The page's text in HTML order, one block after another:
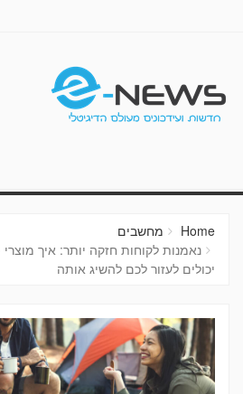
Home
מחשבים
נאמנות לקוחות חזקה יותר: איך
יכולים לעזור לכם להשיג אותה